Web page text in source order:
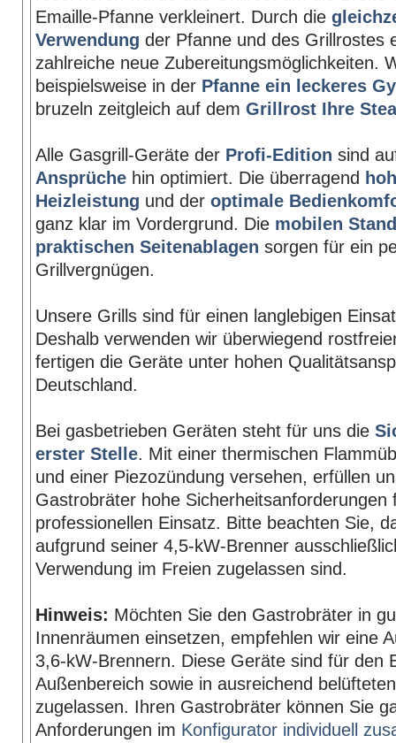
Emaille-Pfanne verkleinert. Durch die
Verwendung der Pfanne und des Grillrostes
zahlreiche neue Zubereitungsmöglichkeiten.
beispielsweise in der Pfanne ein leckeres
bruzeln zeitgleich auf dem Grillrost Ihre
Alle Gasgrill-Geräte der Profi-Edition sind
Ansprüche hin optimiert. Die überragend
Heizleistung und der optimale
ganz klar im Vordergrund. Die mobilen
praktischen Seitenablagen sorgen für ein
Grillvergnügen.
Unsere Grills sind für einen langlebigen
Deshalb verwenden wir überwiegend
fertigen die Geräte unter hohen
Deutschland.
Bei gasbetrieben Geräten steht für uns die
erster Stelle. Mit einer thermischen
und einer Piezozündung versehen, erfüllen
Gastrobräter hohe Sicherheitsanforderungen
professionellen Einsatz. Bitte beachten Sie,
aufgrund seiner 4,5-kW-Brenner
Verwendung im Freien zugelassen sind.
Hinweis: Möchten Sie den Gastrobräter in
Innenräumen einsetzen, empfehlen wir eine
3,6-kW-Brennern. Diese Geräte sind für den
Außenbereich sowie in ausreichend
zugelassen. Ihren Gastrobräter können Sie
Anforderungen im Konfigurator individuell